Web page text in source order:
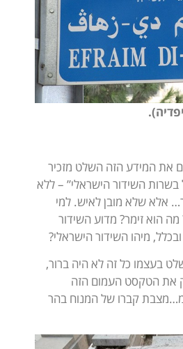
את המידע הזה השלט מזכיר
בשרות השידור הישראלי” – ללא
אלא שלא מובן לאיש. למי
מה הוא זימר? מדוע השידור
מיהו השידור הישראלי?
בעצמו כל זה לא היה ברור,
את הטקסט העמום הזה
קברו של המנוח בהר